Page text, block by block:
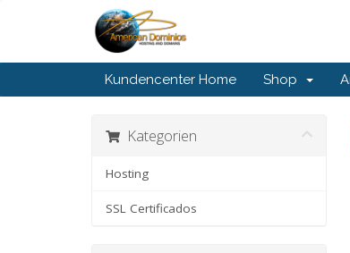
Kundencenter Home Shop
Kategorien
Hosting
SSL Certificados